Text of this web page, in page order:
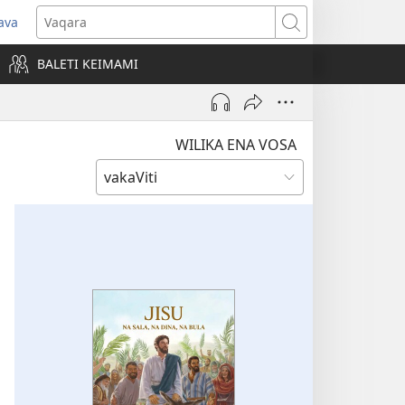
Vaqara
BALETI KEIMAMI
WILIKA ENA VOSA